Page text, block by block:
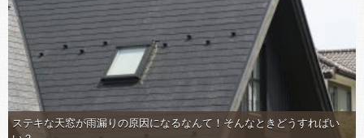
ステキな天窓が雨漏りの原因になるなんて！そんなときどうすればい